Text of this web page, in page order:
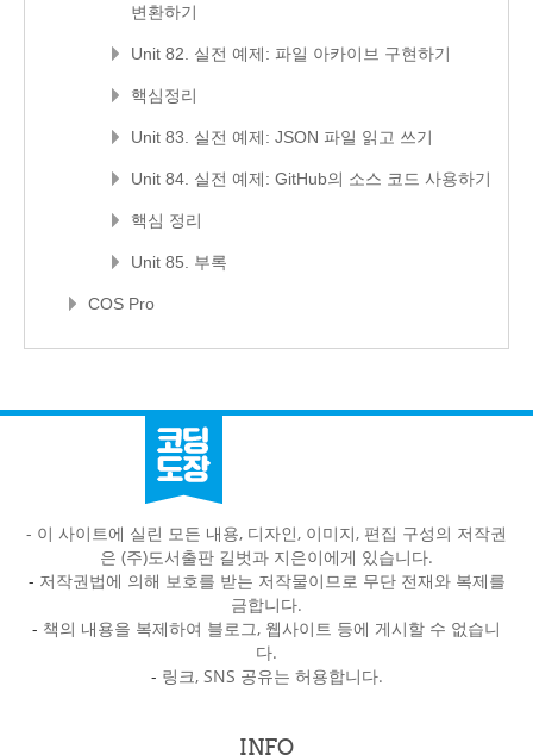
변환하기
Unit 82. 실전 예제: 파일 아카이브 구현하기
핵심정리
Unit 83. 실전 예제: JSON 파일 읽고 쓰기
Unit 84. 실전 예제: GitHub의 소스 코드 사용하기
핵심 정리
Unit 85. 부록
COS Pro
- 이 사이트에 실린 모든 내용, 디자인, 이미지, 편집 구성의 저작권
은 (주)도서출판 길벗과 지은이에게 있습니다.
- 저작권법에 의해 보호를 받는 저작물이므로 무단 전재와 복제를
금합니다.
- 책의 내용을 복제하여 블로그, 웹사이트 등에 게시할 수 없습니
다.
- 링크, SNS 공유는 허용합니다.
INFO